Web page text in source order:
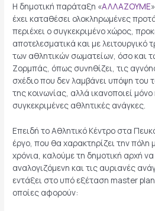
Η δημοτική παράταξη «ΑΛΛΑΖΟΥΜΕ
έχει καταθέσει ολοκληρωμένες
περιέχει ο συγκεκριμένο χώρος,
αποτελεσματικά και με λειτουργικό
των αθλητικών σωματείων, όσο και
Ζορμπάς, όπως συνηθίζει, τις
σχέδιο που δεν λαμβάνει υπόψη του
της κοινωνίας, αλλά ικανοποιεί
συγκεκριμένες αθλητικές ανάγκες.
Επειδή το Αθλητικό Κέντρο στα
έργο, που θα χαρακτηρίζει την πόλη
χρόνια, καλούμε τη δημοτική αρχή
αναλογιζόμενη και τις αυριανές
εντάξει στο υπό εξέταση master
οποίες αφορούν: